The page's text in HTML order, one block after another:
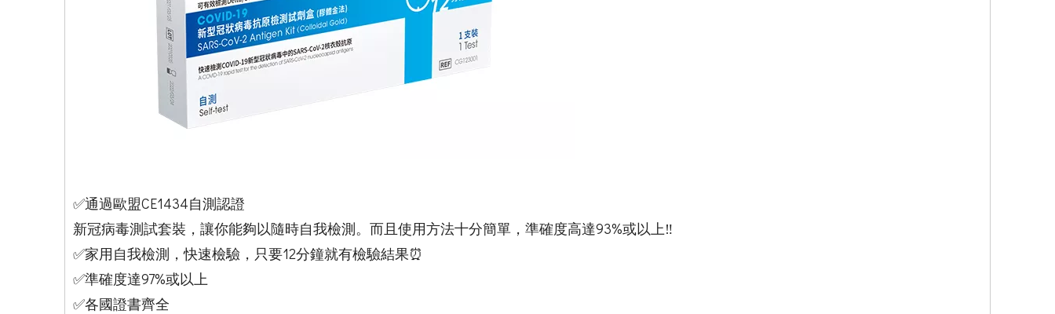
✅通過歐盟CE1434自測認證
新冠病毒測試套裝，讓你能夠以隨時自我檢測。而且使用方法十分簡單，準確度高達93%或以上‼️
✅家用自我檢測，快速檢驗，只要12分鐘就有檢驗結果⏰
✅準確度達97%或以上
✅各國證書齊全